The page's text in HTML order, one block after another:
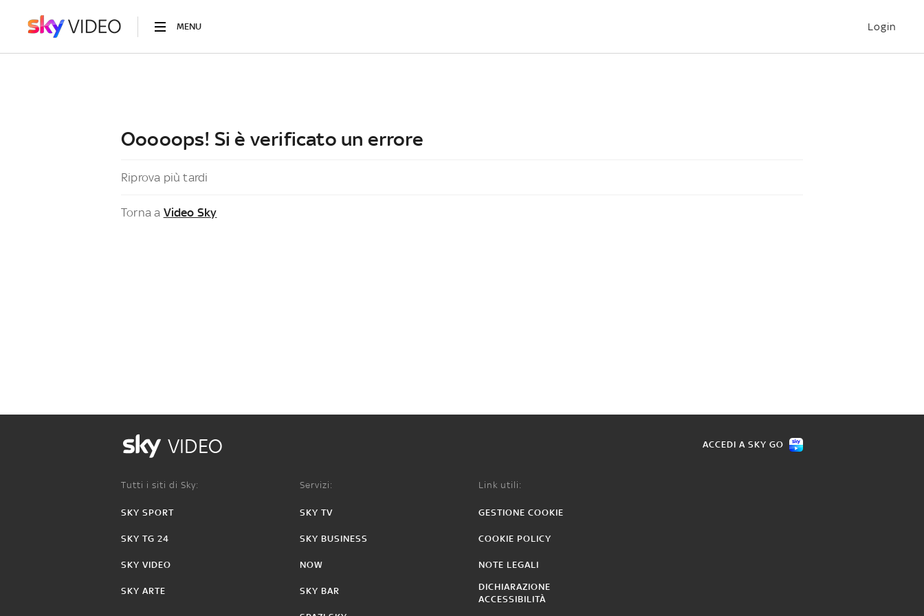
MENU Login
Ooooops! Si è verificato un errore
Riprova più tardi
Torna a Video Sky
VIDEO ACCEDI A SKY GO
Tutti i siti di Sky:
SKY SPORT
SKY TG 24
SKY VIDEO
SKY ARTE
Servizi:
SKY TV
SKY BUSINESS
NOW
SKY BAR
Link utili:
GESTIONE COOKIE
COOKIE POLICY
NOTE LEGALI
DICHIARAZIONE
ACCESSIBILITÀ